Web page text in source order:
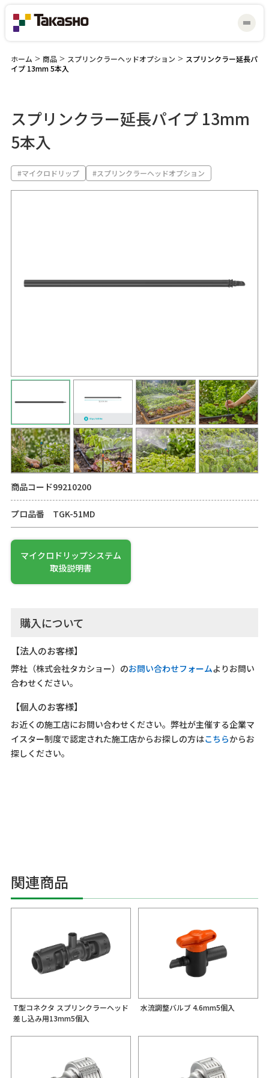
マイスター研修会 見積り・お問い合わせ
ホーム > 商品> スプリンクラーヘッドオプション > スプリンクラー延長パ
イプ 13mm 5本入
スプリンクラー延長パイプ 13mm
5本入
#マイクロドリップ #スプリンクラーヘッドオプション
商品コード99210200
プロ品番 TGK-51MD
マイクロドリップシステム
取扱説明書
購入について
【法人のお客様】
弊社（株式会社タカショー）のお問い合わせフォームよりお問い
合わせください。
【個人のお客様】
お近くの施工店にお問い合わせください。弊社が主催する企業マ
イスター制度で認定された施工店からお探しの方はこちらからお
探しください。
関連商品
T型コネクタ スプリンクラーヘッド
差し込み用13mm5個入
水流調整バルブ 4.6mm5個入